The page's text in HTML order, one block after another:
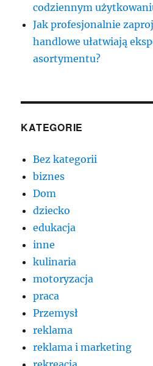
codziennym
Jak profesjonalnie
handlowe ułatwiają
asortymentu?
KATEGORIE
Bez kategorii
biznes
Dom
dziecko
edukacja
inne
kulinaria
motoryzacja
praca
Przemysł
reklama
reklama i marketing